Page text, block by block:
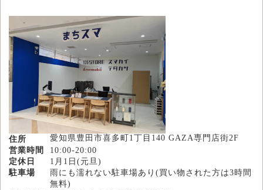
住所
愛知県豊田市喜多町1丁目140 GAZA専門店街2F
営業時間
10:00-20:00
定休日
1月1日(元旦)
駐車場
雨にも濡れない駐車場あり(買い物された方は3時間
無料)